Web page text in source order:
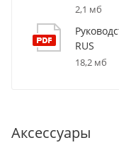
2,1 мб
RUS
18,2 мб
Аксессуары